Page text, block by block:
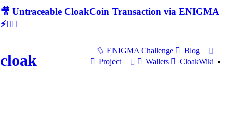
🎥 Untraceable CloakCoin Transaction via ENIGMA
⚡🕵‍♂
cloak
ENIGMA Challenge
Blog
Project
Wallets CloakWiki